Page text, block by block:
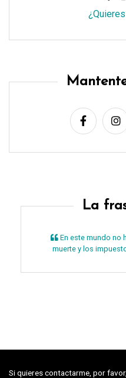
La
En este mundo no
muerte y los
Si quieres contactarme, por